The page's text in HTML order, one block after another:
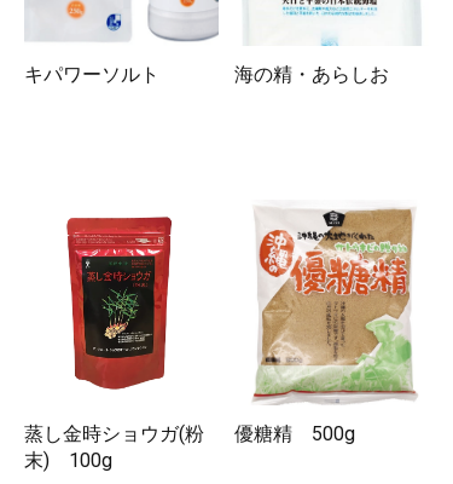
キパワーソルト 海の精・あらしお
蒸し金時ショウガ(粉
末) 100g
優糖精 500g